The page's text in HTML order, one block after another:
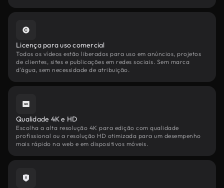
Licença para uso comercial
Todos os vídeos estão liberados para uso em anúncios, projetos
de clientes, sites e publicações em redes sociais. Sem marca
d'água, sem necessidade de atribuição.
Qualidade 4K e HD
Escolha a alta resolução 4K para edição com qualidade
profissional ou a resolução HD otimizada para um desempenho
mais rápido na web e em dispositivos móveis.